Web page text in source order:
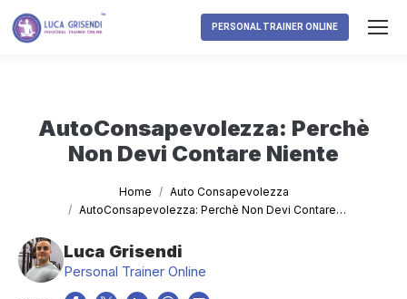
PERSONAL TRAINER ONLINE
AutoConsapevolezza: Perchè
Non Devi Contare Niente
Home
Auto Consapevolezza
AutoConsapevolezza: Perchè Non Devi Contare…
Luca Grisendi
Personal Trainer Online